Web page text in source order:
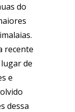
do
recente
de
e
dessa